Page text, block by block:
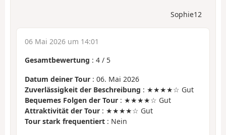
Sophie12
06 Mai 2026 um 14:01
Gesamtbewertung : 4 / 5
Datum deiner Tour : 06. Mai 2026
Zuverlässigkeit der Beschreibung : ★★★★☆ Gut
Bequemes Folgen der Tour : ★★★★☆ Gut
Attraktivität der Tour : ★★★★☆ Gut
Tour stark frequentiert : Nein